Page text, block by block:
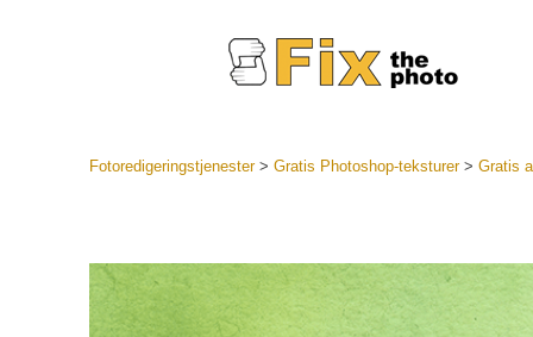
LR
samlinger
Beste
Fotoredigeringstjenester> Gratis Photoshop-teksturer> Gratis